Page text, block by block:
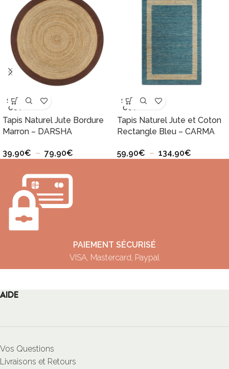
SOLD
OUT
Tapis Naturel Jute Bordure
Marron – DARSHA
39,90€ – 79,90€
SOLD
OUT
Tapis Naturel Jute et Coton
Rectangle Bleu – CARMA
59,90€ – 134,90€
PAIEMENT SÉCURISÉ
VISA, Mastercard, Paypal
AIDE
Vos Questions
Livraisons et Retours